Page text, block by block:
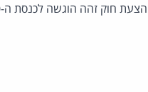
הצעת חוק זהה הוגשה לכנסת ה-20 על-ידי חבר הכנסת מיקי רוזנטל [